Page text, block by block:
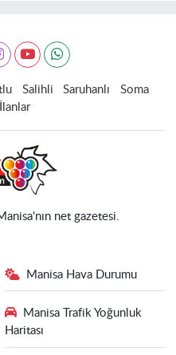
Salihli Saruhanlı
Soma
net gazetesi.
Manisa Hava Durumu
Manisa Trafik Yoğunluk
Haritası